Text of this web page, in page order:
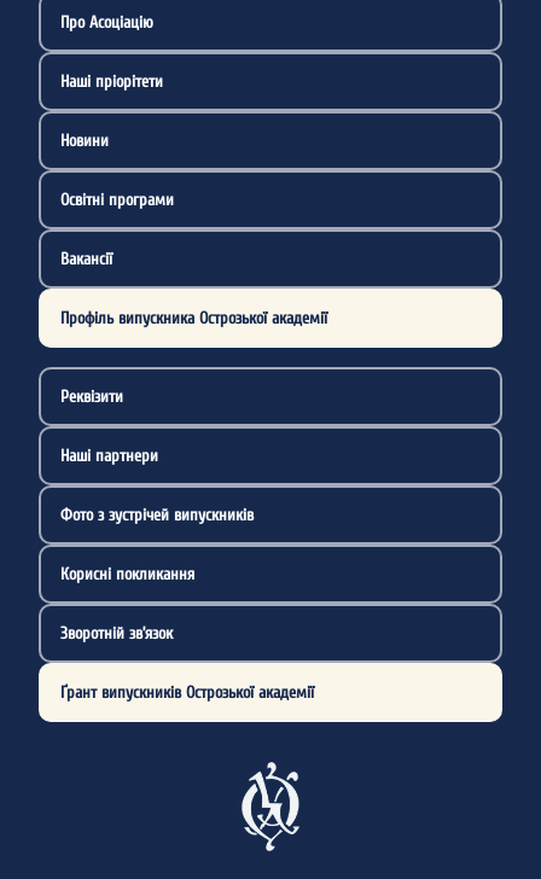
Про Асоціацію
Наші пріорітети
Новини
Освітні програми
Вакансії
Профіль випускника Острозької академії
Реквізити
Наші партнери
Фото з зустрічей випускників
Корисні покликання
Зворотній зв’язок
Ґрант випускників Острозької академії